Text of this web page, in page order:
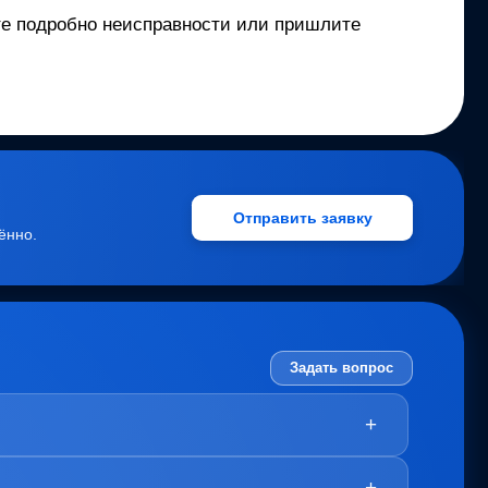
подробно неисправности или пришлите
Отправить заявку
Задать вопрос
+